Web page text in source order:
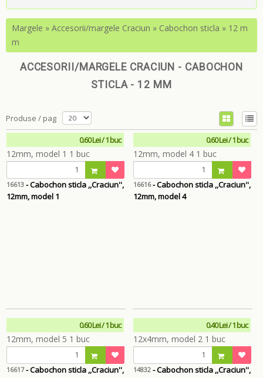
Margele » Accesorii/margele Craciun » Cabochon sticla » 12 m
m
ACCESORII/MARGELE CRACIUN - CABOCHON
STICLA - 12 MM
Produse / pag
0.60 Lei / 1 buc
16613 - Cabochon sticla ,,Craciun'',
12mm, model 1
0.60 Lei / 1 buc
16616- Cabochon sticla ,,Craciun'',
12mm, model 4
0.60 Lei / 1 buc
16617- Cabochon sticla ,,Craciun'',
0.40 Lei / 1 buc
14832- Cabochon sticla ,,Craciun'',